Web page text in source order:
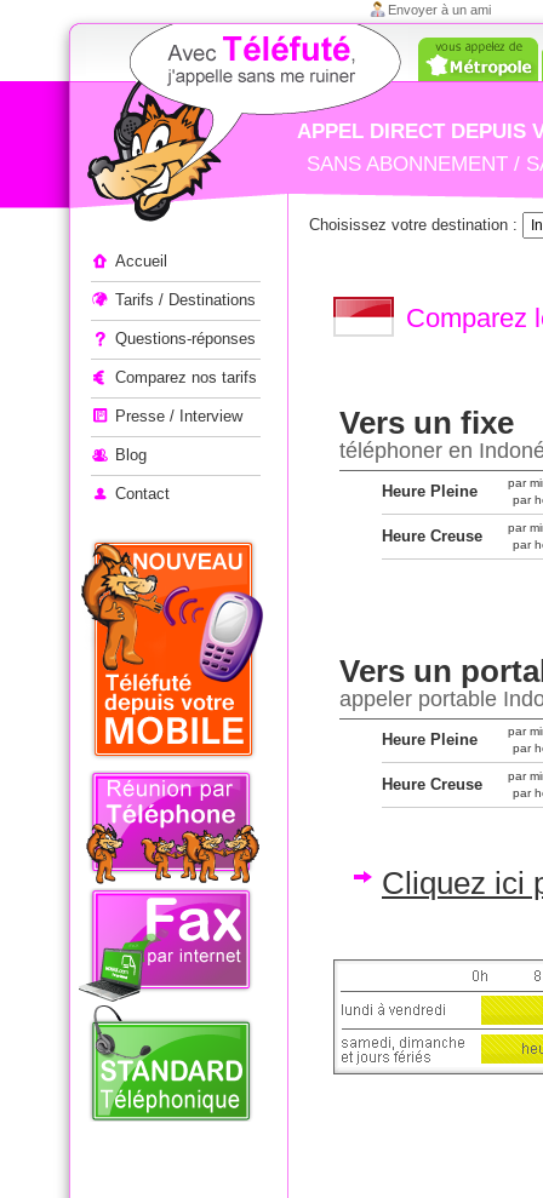
Envoyer à un ami
APPEL DIRECT DEPUIS
SANS ABONNEMENT /
Accueil
Tarifs / Destinations
Questions-réponses
Comparez nos tarifs
Presse / Interview
Blog
Contact
Choisissez votre destination :
Comparez
Vers un fixe
téléphoner en
Heure Pleine
par
par
Heure Creuse
par
par
Vers un
appeler portable
Heure Pleine
par
par
Heure Creuse
par
par
Cliquez ici